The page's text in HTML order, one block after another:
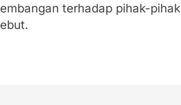
terhadap pihak-pihak